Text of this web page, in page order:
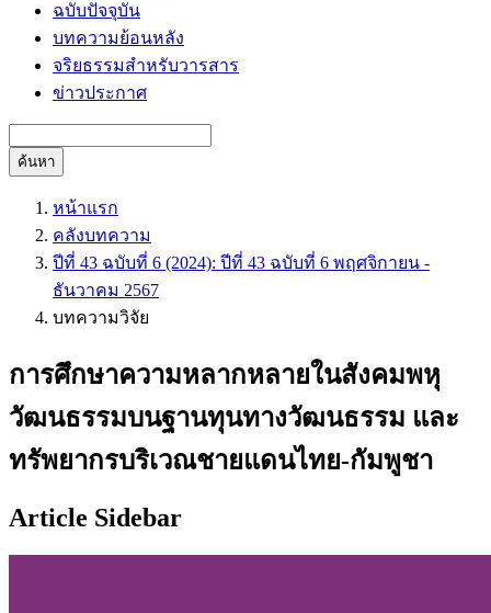
ฉบับปัจจุบัน
บทความย้อนหลัง
จริยธรรมสำหรับวารสาร
ข่าวประกาศ
ค้นหา
หน้าแรก
คลังบทความ
ปีที่ 43 ฉบับที่ 6 (2024): ปีที่ 43 ฉบับที่ 6 พฤศจิกายน -
ธันวาคม 2567
บทความวิจัย
การศึกษาความหลากหลายในสังคมพหุ
วัฒนธรรมบนฐานทุนทางวัฒนธรรม และ
ทรัพยากรบริเวณชายแดนไทย-กัมพูชา
Article Sidebar